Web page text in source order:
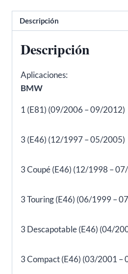
-
METALCAUCHO
cantidad
Descripción
Descripción
Aplicaciones:
BMW
1 (E81) (09/2006 – 09/2012)
3 (E46) (12/1997 – 05/2005)
3 Coupé (E46) (12/1998 –
3 Touring (E46) (06/1999 –
3 Descapotable (E46) (04/
3 Compact (E46) (03/2001 –